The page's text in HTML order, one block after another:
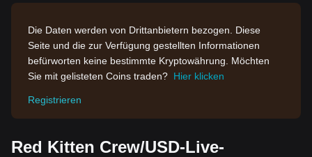
Die Daten werden von Drittanbietern bezogen. Diese
Seite und die zur Verfügung gestellten Informationen
befürworten keine bestimmte Kryptowährung. Möchten
Sie mit gelisteten Coins traden? Hier klicken
Registrieren
Red Kitten Crew/USD-Live-